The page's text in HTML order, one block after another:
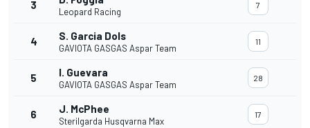
3
Leopard Racing
7
4 S. Garcia Dols
GAVIOTA GASGAS Aspar Team
11
5 I. Guevara
GAVIOTA GASGAS Aspar Team
28
6 J. McPhee
Sterilgarda Husqvarna Max
17